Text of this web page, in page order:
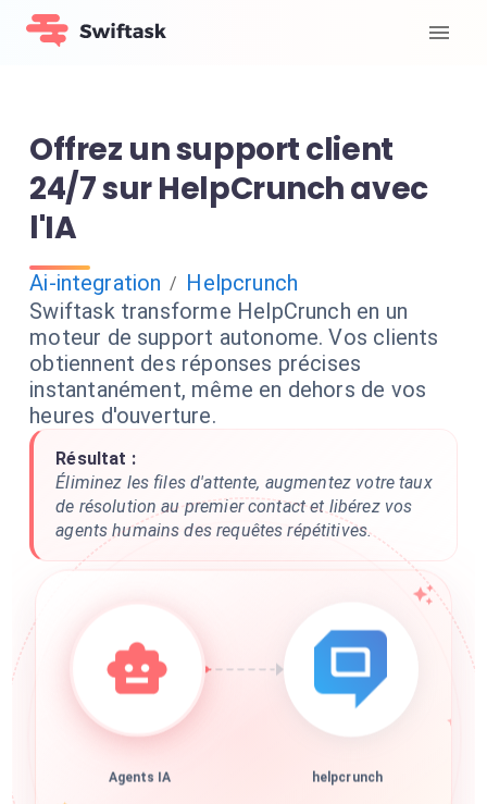
Offrez un support client
24/7 sur HelpCrunch avec
l'IA
Ai-integration / Helpcrunch
Swiftask transforme HelpCrunch en un
moteur de support autonome. Vos clients
obtiennent des réponses précises
instantanément, même en dehors de vos
heures d'ouverture.
Résultat :
Éliminez les files d'attente, augmentez votre taux
de résolution au premier contact et libérez vos
agents humains des requêtes répétitives.
Agents IA helpcrunch